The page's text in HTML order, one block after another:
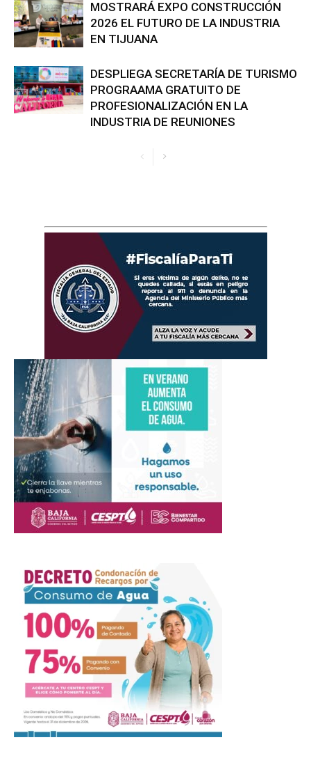
MOSTRARÁ EXPO CONSTRUCCIÓN
2026 EL FUTURO DE LA INDUSTRIA
EN TIJUANA
DESPLIEGA SECRETARÍA DE TURISMO
PROGRAAMA GRATUITO DE
PROFESIONALIZACIÓN EN LA
INDUSTRIA DE REUNIONES